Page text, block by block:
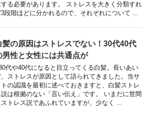
る必要があります。 ストレスを大きく分類すれ
段階ほどに分かれるので、それぞれについて ...
髪の原因はストレスでない！30代40代
男性と女性には共通点が
代や40代になると目立ってくる白髪。長いあい
、ストレスが原因として語られてきました。当サ
トの認識を最初に述べておきますと、白髪ストレ
説は根拠のない「言い伝え」です。 いまだに世間
ストレス説であふれていますが、少なく ...